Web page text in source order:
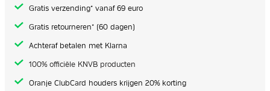
Gratis verzending* vanaf 69 euro
Gratis retourneren* (60 dagen)
Achteraf betalen met Klarna
100% officiële KNVB producten
Oranje ClubCard houders krijgen 20% korting